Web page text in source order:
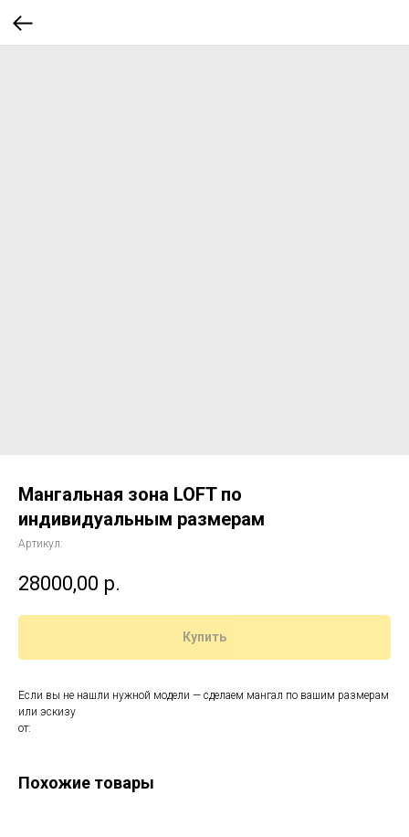
Мангальная зона LOFT по
индивидуальным размерам
Артикул:
28000,00 р.
Купить
Если вы не нашли нужной модели — сделаем мангал по вашим размерам
или эскизу
от:
Похожие товары